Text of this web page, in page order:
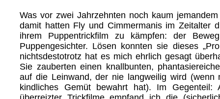
Was vor zwei Jahrzehnten noch kaum
damit hatten Fly und Cimmermanis im Zeitalter
ihrem Puppentrickfilm zu kämpfen: der
Puppengesichter. Lösen konnten sie dieses
nichtsdestotrotz hat es mich ehrlich gesagt
Sie zauberten einen knallbunten,
auf die Leinwand, der nie langweilig wird (wenn
kindliches Gemüt bewahrt hat). Im Gegenteil: